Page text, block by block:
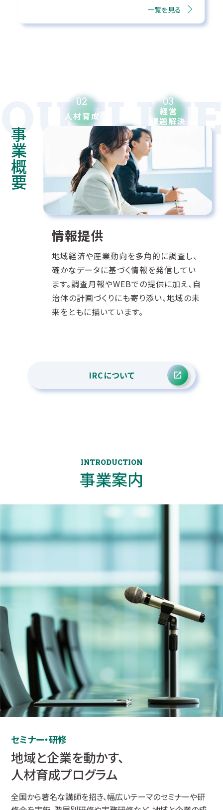
一覧を見る
事業概要 01
情報提供
02
人材育成
03
経営
課題解決
情報提供
地域経済や産業動向を多角的に調査し、
確かなデータに基づく情報を発信してい
ます。調査月報やWEBでの提供に加え、自
治体の計画づくりにも寄り添い、地域の未
来をともに描いています。
IRCについて
INTRODUCTION
事業案内
セミナー・研修
地域と企業を動かす、
人材育成プログラム
全国から著名な講師を招き、幅広いテーマのセミナーや研